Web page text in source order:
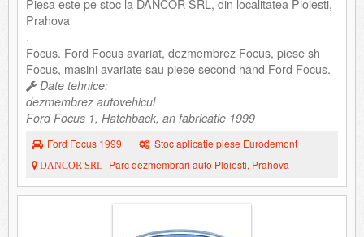
Piesa este pe stoc la DANCOR SRL, din localitatea Ploiesti,
Prahova
.
Focus. Ford Focus avariat, dezmembrez Focus, piese sh
Focus, masini avariate sau piese second hand Ford Focus.
Date tehnice:
dezmembrez autovehicul
Ford Focus 1, Hatchback, an fabricatie 1999
Ford Focus 1999 Stoc aplicatie piese Eurodemont
DANCOR SRL Parc dezmembrari auto Ploiesti, Prahova